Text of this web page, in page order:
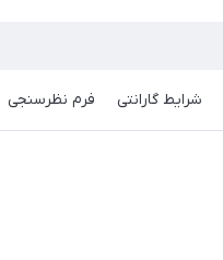
شرایط گارانتی فرم نظرسنجی